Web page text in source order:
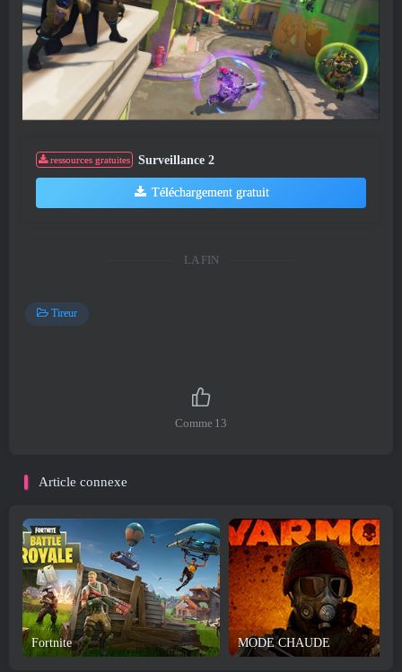
ressources gratuites Surveillance 2
Téléchargement gratuit
LA FIN
Tireur
Comme 13
Article connexe
Fortnite MODE CHAUDE